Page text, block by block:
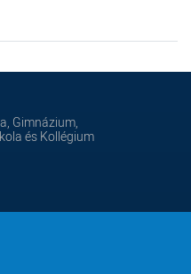
Gimnázium,
és Kollégium